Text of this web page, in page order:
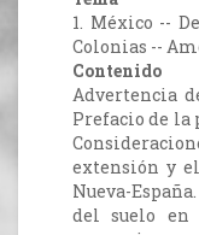
1. México --
Colonias --
Contenido
Advertencia
Prefacio de
extensión y
Nueva-
del suelo